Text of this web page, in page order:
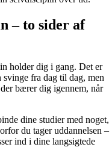
– to sider af
holder dig i gang. Det er
fra dag til dag, men
bærer dig igennem, når
dine studier med noget,
du tager uddannelsen –
ind i dine langsigtede